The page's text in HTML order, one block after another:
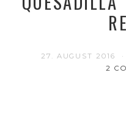
27. AUGUST 2016
2